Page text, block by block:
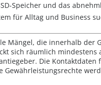
Speicher und das
für Alltag und Business
Mängel, die innerhalb der
sich räumlich mindestens
Die
Gewährleistungsrechte